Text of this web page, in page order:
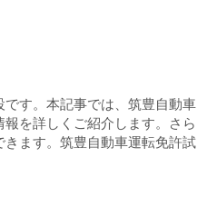
す。本記事では、筑豊自動車
を詳しくご紹介します。さら
ます。筑豊自動車運転免許試